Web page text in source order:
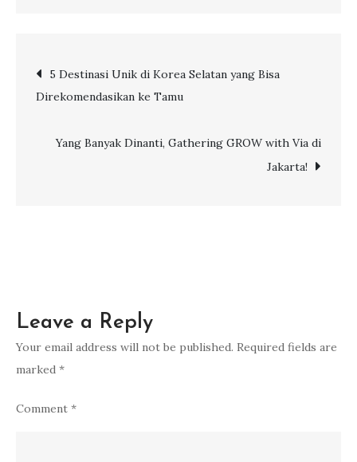
di
Resorts
World
Post
5 Destinasi Unik di Korea Selatan yang Bisa
Direkomendasikan ke Tamu
Yang Banyak Dinanti, Gathering GROW with Via di
Jakarta!
Leave a Reply
Your email address will not be published. Required fields are
marked *
Comment *